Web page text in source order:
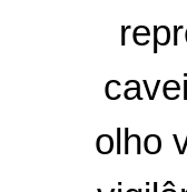
olho